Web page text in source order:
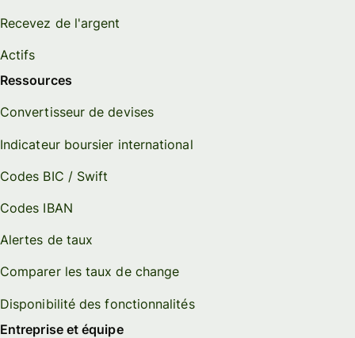
Recevez de l'argent
Actifs
Ressources
Convertisseur de devises
Indicateur boursier international
Codes BIC / Swift
Codes IBAN
Alertes de taux
Comparer les taux de change
Disponibilité des fonctionnalités
Entreprise et équipe